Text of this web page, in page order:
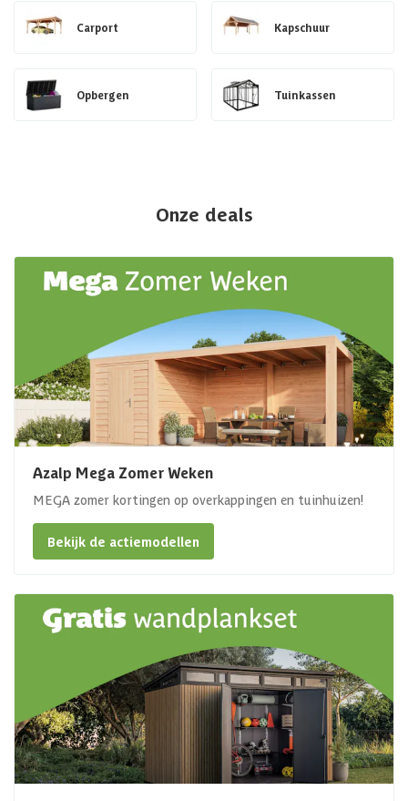
Carport Kapschuur
Opbergen Tuinkassen
Onze deals
Azalp Mega Zomer Weken
MEGA zomer kortingen op overkappingen en tuinhuizen!
Bekijk de actiemodellen